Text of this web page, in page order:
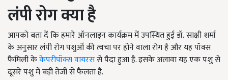
लंपी रोग क्या है
आपको बता दें कि हमारे ऑनलाइन कार्यक्रम में उपस्थित हुईं डॉ.साक्षी शर्मा
के अनुसार लंपी रोगपशुओंकी त्वचा पर होने वाला रोग है और यह पॉक्स
फैमिली केकेपरीपॉक्स वायरससे पैदाहुआहै. इसके अलावा यह एक पशु से
दूसरे पशु में बड़ी तेजी से फैलता है.